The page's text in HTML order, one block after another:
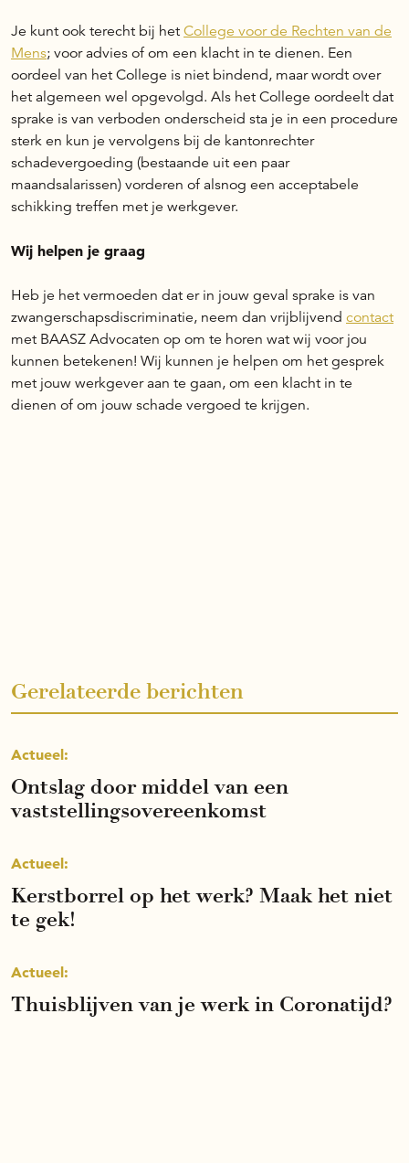
Je kunt ook terecht bij het College voor de Rechten van de
Mens; voor advies of om een klacht in te dienen. Een
oordeel van het College is niet bindend, maar wordt over
het algemeen wel opgevolgd. Als het College oordeelt dat
sprake is van verboden onderscheid sta je in een procedure
sterk en kun je vervolgens bij de kantonrechter
schadevergoeding (bestaande uit een paar
maandsalarissen) vorderen of alsnog een acceptabele
schikking treffen met je werkgever.
Wij helpen je graag
Heb je het vermoeden dat er in jouw geval sprake is van
zwangerschapsdiscriminatie, neem dan vrijblijvend contact
met BAASZ Advocaten op om te horen wat wij voor jou
kunnen betekenen! Wij kunnen je helpen om het gesprek
met jouw werkgever aan te gaan, om een klacht in te
dienen of om jouw schade vergoed te krijgen.
Gerelateerde berichten
Actueel:
Ontslag door middel van een
vaststellingsovereenkomst
Actueel:
Kerstborrel op het werk? Maak het niet
te gek!
Actueel:
Thuisblijven van je werk in Coronatijd?